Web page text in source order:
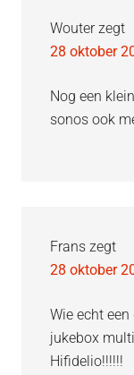
Wouter zegt
28 oktober
Nog een
sonos ook
Frans zegt
28 oktober
Wie echt
jukebox
Hifidelio!!!!!!